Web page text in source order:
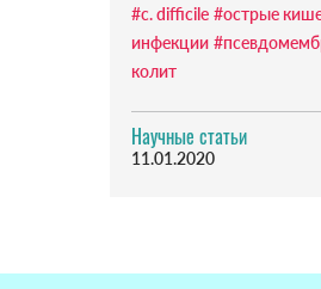
#c. difficile #острые
инфекции
колит
Научные статьи
11.01.2020